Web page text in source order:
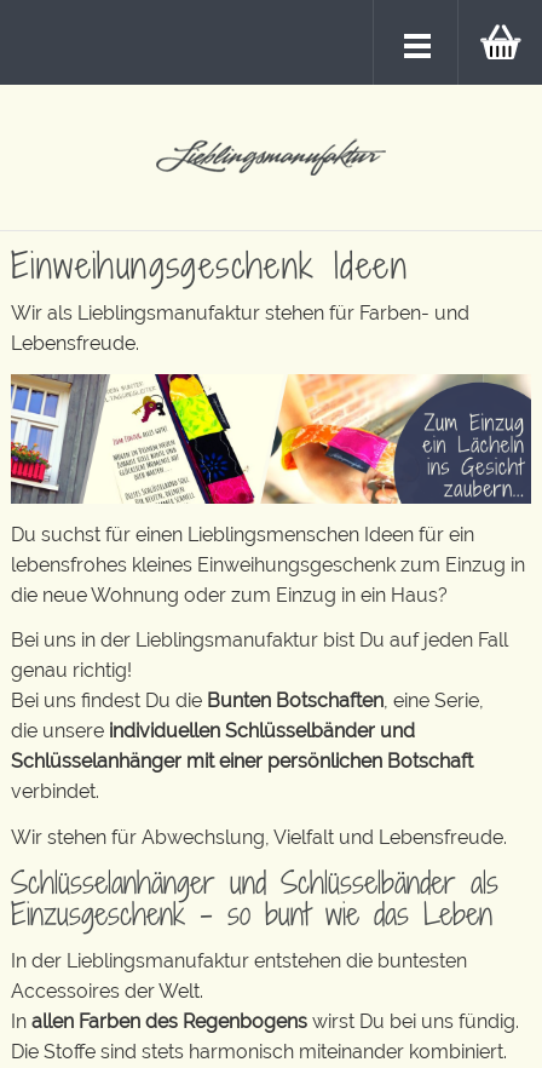
Einweihungsgeschenk Ideen
Wir als Lieblingsmanufaktur stehen für Farben- und
Lebensfreude.
Du suchst für einen Lieblingsmenschen Ideen für ein
lebensfrohes kleines Einweihungsgeschenk zum Einzug in
die neue Wohnung oder zum Einzug in ein Haus?
Bei uns in der Lieblingsmanufaktur bist Du auf jeden Fall
genau richtig!
Bei uns findest Du die Bunten Botschaften, eine Serie,
die unsere individuellen Schlüsselbänder und
Schlüsselanhänger mit einer persönlichen Botschaft
verbindet.
Wir stehen für Abwechslung, Vielfalt und Lebensfreude.
Schlüsselanhänger und Schlüsselbänder als
Einzusgeschenk – so bunt wie das Leben
In der Lieblingsmanufaktur entstehen die buntesten
Accessoires der Welt.
In allen Farben des Regenbogens wirst Du bei uns fündig.
Die Stoffe sind stets harmonisch miteinander kombiniert.